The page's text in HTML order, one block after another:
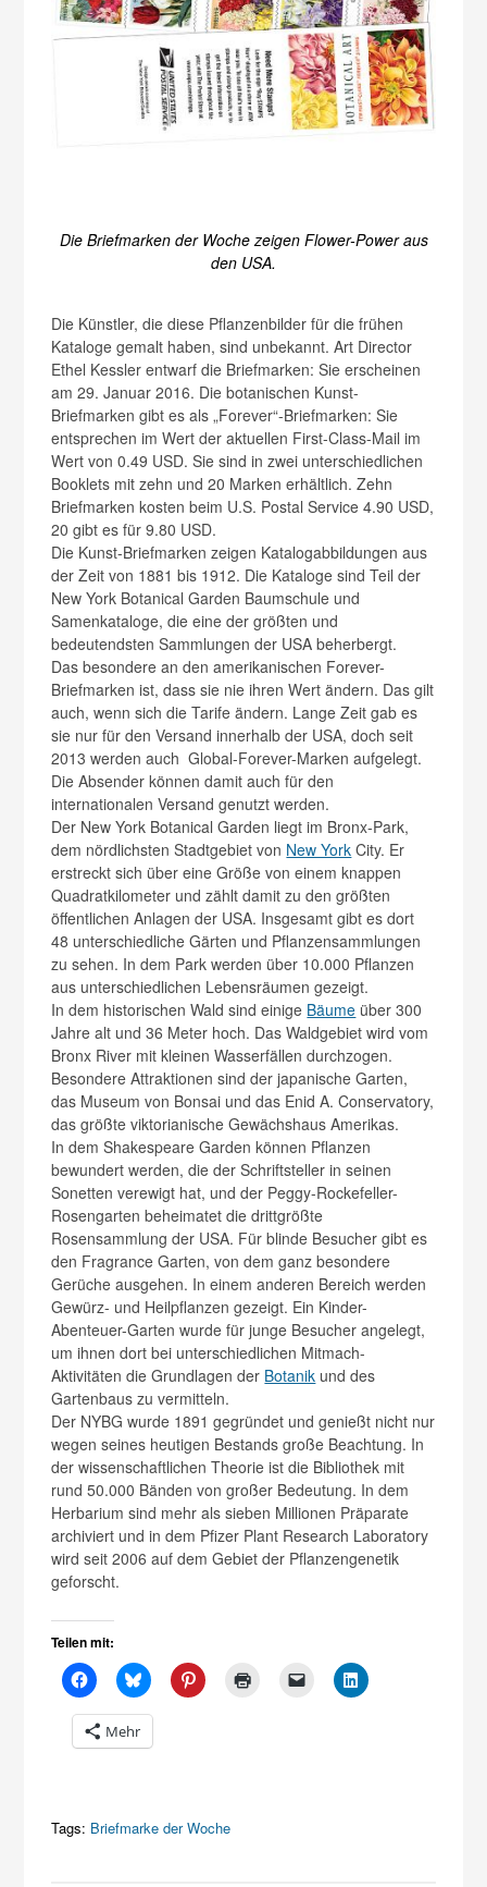
Die Briefmarken der Woche zeigen Flower-Power aus
den USA.
Die Künstler, die diese Pflanzenbilder für die frühen
Kataloge gemalt haben, sind unbekannt. Art Director
Ethel Kessler entwarf die Briefmarken: Sie erscheinen
am 29. Januar 2016. Die botanischen Kunst-
Briefmarken gibt es als „Forever“-Briefmarken: Sie
entsprechen im Wert der aktuellen First-Class-Mail im
Wert von 0.49 USD. Sie sind in zwei unterschiedlichen
Booklets mit zehn und 20 Marken erhältlich. Zehn
Briefmarken kosten beim U.S. Postal Service 4.90 USD,
20 gibt es für 9.80 USD.
Die Kunst-Briefmarken zeigen Katalogabbildungen aus
der Zeit von 1881 bis 1912. Die Kataloge sind Teil der
New York Botanical Garden Baumschule und
Samenkataloge, die eine der größten und
bedeutendsten Sammlungen der USA beherbergt.
Das besondere an den amerikanischen Forever-
Briefmarken ist, dass sie nie ihren Wert ändern. Das gilt
auch, wenn sich die Tarife ändern. Lange Zeit gab es
sie nur für den Versand innerhalb der USA, doch seit
2013 werden auch Global-Forever-Marken aufgelegt.
Die Absender können damit auch für den
internationalen Versand genutzt werden.
Der New York Botanical Garden liegt im Bronx-Park,
dem nördlichsten Stadtgebiet von New York City. Er
erstreckt sich über eine Größe von einem knappen
Quadratkilometer und zählt damit zu den größten
öffentlichen Anlagen der USA. Insgesamt gibt es dort
48 unterschiedliche Gärten und Pflanzensammlungen
zu sehen. In dem Park werden über 10.000 Pflanzen
aus unterschiedlichen Lebensräumen gezeigt.
In dem historischen Wald sind einige Bäume über 300
Jahre alt und 36 Meter hoch. Das Waldgebiet wird vom
Bronx River mit kleinen Wasserfällen durchzogen.
Besondere Attraktionen sind der japanische Garten,
das Museum von Bonsai und das Enid A. Conservatory,
das größte viktorianische Gewächshaus Amerikas.
In dem Shakespeare Garden können Pflanzen
bewundert werden, die der Schriftsteller in seinen
Sonetten verewigt hat, und der Peggy-Rockefeller-
Rosengarten beheimatet die drittgrößte
Rosensammlung der USA. Für blinde Besucher gibt es
den Fragrance Garten, von dem ganz besondere
Gerüche ausgehen. In einem anderen Bereich werden
Gewürz- und Heilpflanzen gezeigt. Ein Kinder-
Abenteuer-Garten wurde für junge Besucher angelegt,
um ihnen dort bei unterschiedlichen Mitmach-
Aktivitäten die Grundlagen der Botanik und des
Gartenbaus zu vermitteln.
Der NYBG wurde 1891 gegründet und genießt nicht nur
wegen seines heutigen Bestands große Beachtung. In
der wissenschaftlichen Theorie ist die Bibliothek mit
rund 50.000 Bänden von großer Bedeutung. In dem
Herbarium sind mehr als sieben Millionen Präparate
archiviert und in dem Pfizer Plant Research Laboratory
wird seit 2006 auf dem Gebiet der Pflanzengenetik
geforscht.
Teilen mit:
Mehr
Tags: Briefmarke der Woche